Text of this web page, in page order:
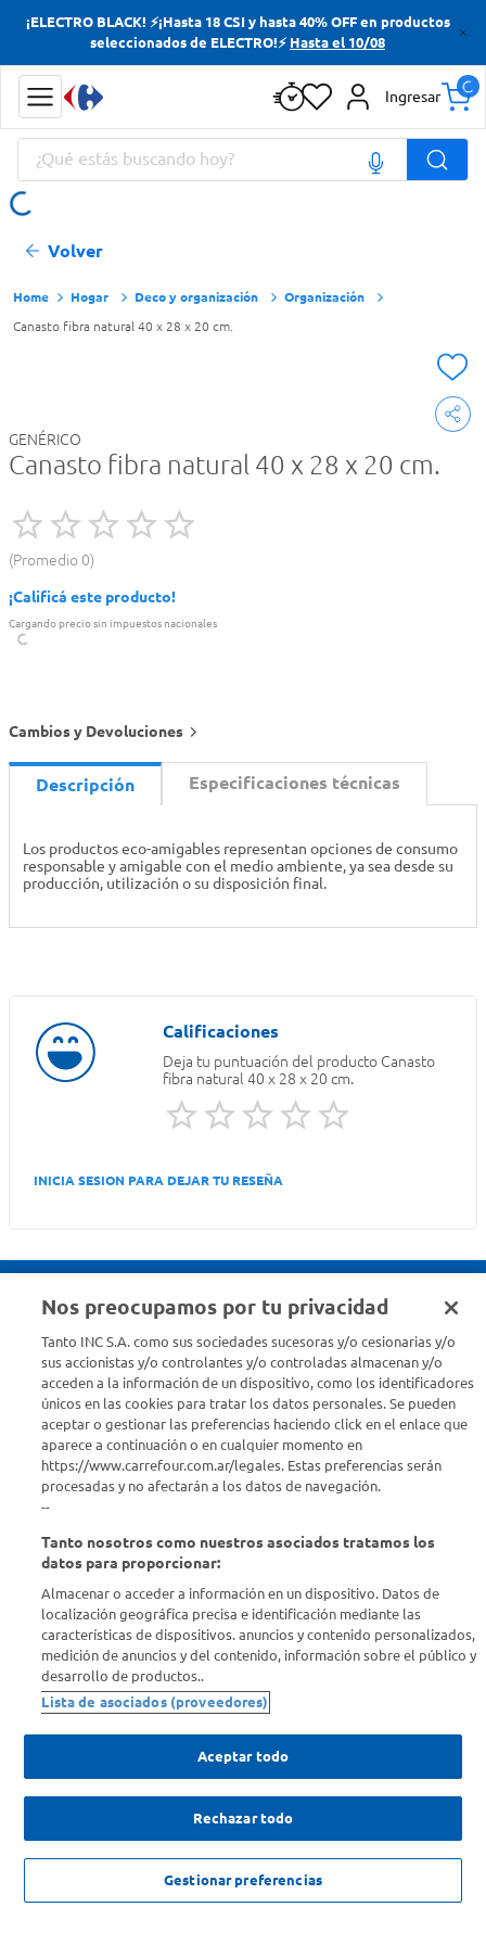
¡ELECTRO BLACK! ⚡¡Hasta 18 CSI y hasta 40% OFF en productos
seleccionados de ELECTRO!⚡ Hasta el 10/08
Ingresar
¿Qué estás buscando hoy?
Volver
Hogar Deco y organización Organización
Canasto fibra natural 40 x 28 x 20 cm.
GENÉRICO
Canasto fibra natural 40 x 28 x 20 cm.
Promedio 0
¡Calificá este producto!
Cargando precio sin impuestos nacionales
NO DISPONIBLE
Cambios y Devoluciones
Descripción Especificaciones técnicas
Los productos eco-amigables representan opciones de consumo
responsable y amigable con el medio ambiente, ya sea desde su
producción, utilización o su disposición final.
Deja tu puntuación del producto Canasto
fibra natural 40 x 28 x 20 cm.
INICIA SESION PARA DEJAR TU RESEÑA
Estamos para ayudarte
¿Tenés una consulta? Comunicate con nosotros acá
Descubrí Carrefour
Conocenos
Info útil
Comprá Online
Nos preocupamos por tu privacidad
Tanto INC S.A. como sus sociedades sucesoras y/o cesionarias y/o
sus accionistas y/o controlantes y/o controladas almacenan y/o
acceden a la información de un dispositivo, como los identificadores
únicos en las cookies para tratar los datos personales. Se pueden
aceptar o gestionar las preferencias haciendo click en el enlace que
aparece a continuación o en cualquier momento en
https://www.carrefour.com.ar/legales. Estas preferencias serán
procesadas y no afectarán a los datos de navegación.
--
Tanto nosotros como nuestros asociados tratamos los
datos para proporcionar:
Almacenar o acceder a información en un dispositivo. Datos de
localización geográfica precisa e identificación mediante las
características de dispositivos. anuncios y contenido personalizados,
medición de anuncios y del contenido, información sobre el público y
desarrollo de productos..
Lista de asociados (proveedores)
Aceptar todo
Rechazar todo
Gestionar preferencias
Términos más buscados
Yerba
Cerveza
Doves
Términos más buscados
Yerba
Cerveza
Doves
Jabon Tocador